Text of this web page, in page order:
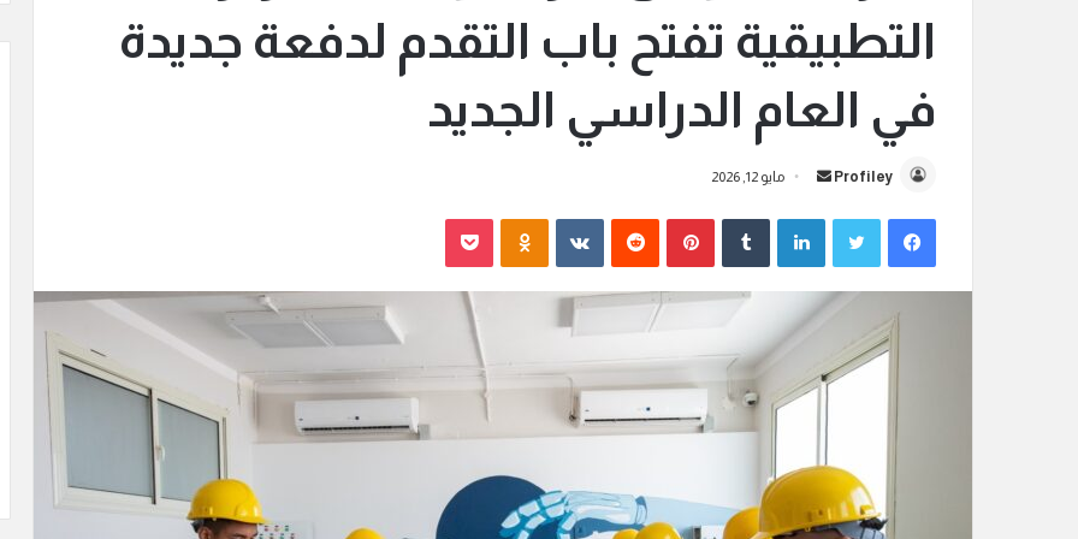
التطبيقية تفتح باب التقدم لدفعة جديدة
في العام الدراسي الجديد
Profiley
س
ل
ب
د
ل
ت
مايو 12, 2026
فيسبوك لينكدإن بينتيريست ‏VKontakte